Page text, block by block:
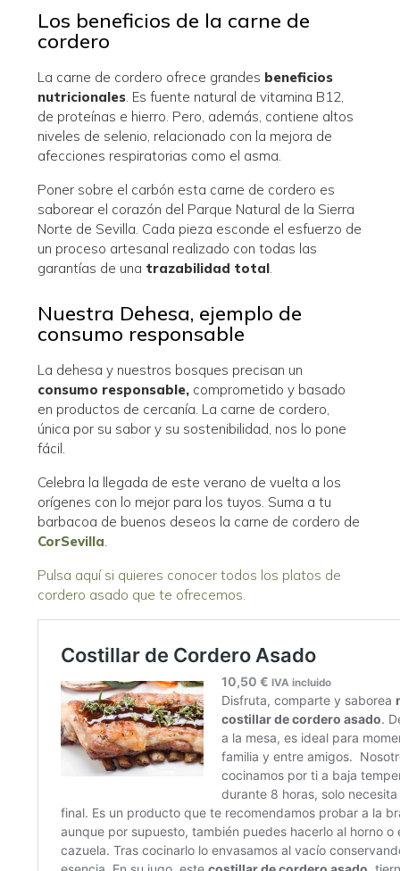
Los beneficios de la carne de
cordero
La carne de cordero ofrece grandes beneficios
nutricionales. Es fuente natural de vitamina B12,
de proteínas e hierro. Pero, además, contiene altos
niveles de selenio, relacionado con la mejora de
afecciones respiratorias como el asma.
Poner sobre el carbón esta carne de cordero es
saborear el corazón del Parque Natural de la Sierra
Norte de Sevilla. Cada pieza esconde el esfuerzo de
un proceso artesanal realizado con todas las
garantías de una trazabilidad total.
Nuestra Dehesa, ejemplo de
consumo responsable
La dehesa y nuestros bosques precisan un
consumo responsable, comprometido y basado
en productos de cercanía. La carne de cordero,
única por su sabor y su sostenibilidad, nos lo pone
fácil.
Celebra la llegada de este verano de vuelta a los
orígenes con lo mejor para los tuyos. Suma a tu
barbacoa de buenos deseos la carne de cordero de
CorSevilla.
Pulsa aquí si quieres conocer todos los platos de
cordero asado que te ofrecemos.